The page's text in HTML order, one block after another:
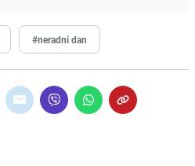
#neradni dan